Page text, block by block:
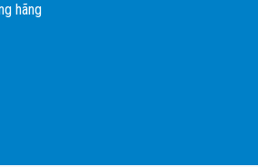
hãng